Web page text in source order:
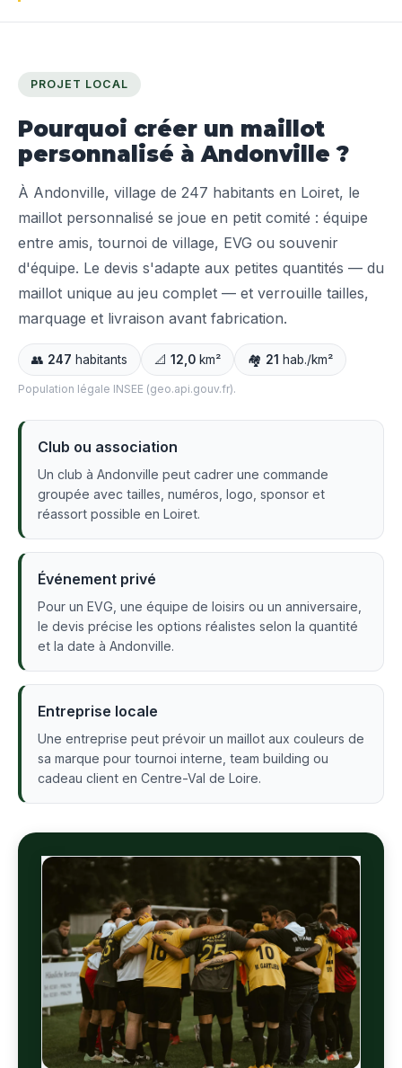
PROJET LOCAL
Pourquoi créer un maillot
personnalisé à Andonville ?
À Andonville, village de 247 habitants en Loiret, le
maillot personnalisé se joue en petit comité : équipe
entre amis, tournoi de village, EVG ou souvenir
d'équipe. Le devis s'adapte aux petites quantités — du
maillot unique au jeu complet — et verrouille tailles,
marquage et livraison avant fabrication.
👥 247 habitants 📐 12,0 km² 🏘️ 21 hab./km²
Population légale INSEE (geo.api.gouv.fr).
Club ou association
Un club à Andonville peut cadrer une commande
groupée avec tailles, numéros, logo, sponsor et
réassort possible en Loiret.
Événement privé
Pour un EVG, une équipe de loisirs ou un anniversaire,
le devis précise les options réalistes selon la quantité
et la date à Andonville.
Entreprise locale
Une entreprise peut prévoir un maillot aux couleurs de
sa marque pour tournoi interne, team building ou
cadeau client en Centre-Val de Loire.